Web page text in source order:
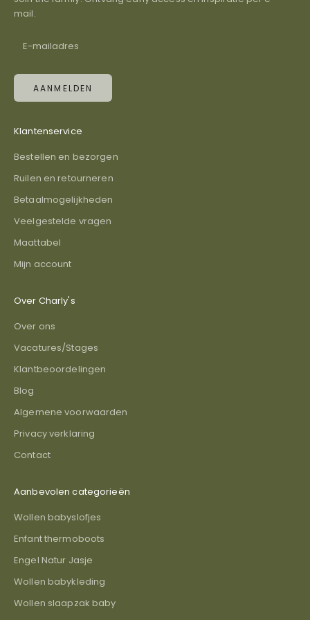
mail.
AANMELDEN
Klantenservice
Bestellen en bezorgen
Ruilen en retourneren
Betaalmogelijkheden
Veelgestelde vragen
Maattabel
Mijn account
Over Charly's
Over ons
Vacatures/Stages
Klantbeoordelingen
Blog
Algemene voorwaarden
Privacy verklaring
Contact
Aanbevolen categorieën
Wollen babyslofjes
Enfant thermoboots
Engel Natur Jasje
Wollen babykleding
Wollen slaapzak baby